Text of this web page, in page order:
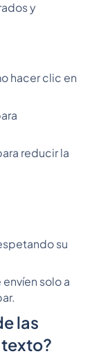
y
hacer clic en
reducir la
su
solo a
las